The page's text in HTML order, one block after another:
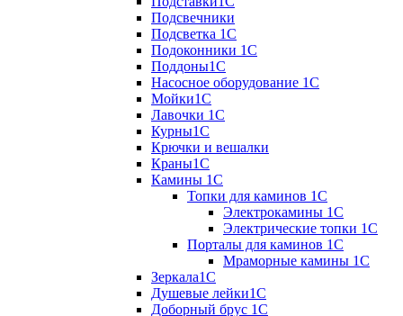
Подсвечники
Подсветка 1С
Подоконники 1С
Поддоны1С
Насосное оборудование 1С
Мойки1С
Лавочки 1С
Курны1С
Крючки и вешалки
Краны1С
Камины 1C
Топки для каминов 1C
Электрокамины 1С
Электрические топки 1C
Порталы для каминов 1С
Мраморные камины 1C
Зеркала1С
Душевые лейки1С
Доборный брус 1С